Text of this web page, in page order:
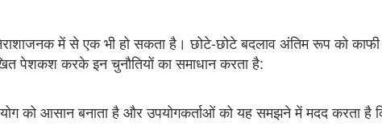
में से एक भी हो सकता है। छोटे-छोटे बदलाव अंतिम रूप को
पेशकश करके इन चुनौतियों का समाधान करता है:
को आसान बनाता है और उपयोगकर्ताओं को यह समझने में मदद करता है